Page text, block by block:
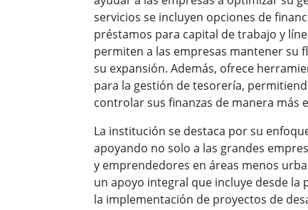
servicios se incluyen opciones de
préstamos para capital de trabajo y
permiten a las empresas mantener su
su expansión. Además, ofrece
para la gestión de tesorería,
controlar sus finanzas de manera más
La institución se destaca por su
apoyando no solo a las grandes
y emprendedores en áreas menos
un apoyo integral que incluye desde la
la implementación de proyectos de